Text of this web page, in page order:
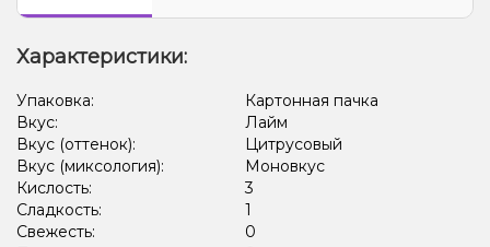
Характеристики:
Упаковка:
Картонная пачка
Вкус:
Лайм
Вкус (оттенок):
Цитрусовый
Вкус (миксология):
Моновкус
Кислость:
3
Сладкость:
1
Свежесть:
0